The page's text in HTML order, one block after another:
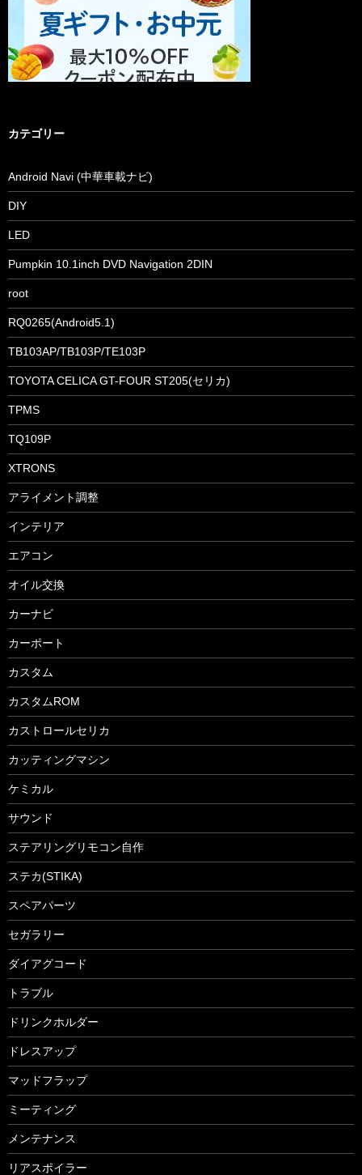
カテゴリー
Android Navi (中華車載ナビ)
DIY
LED
Pumpkin 10.1inch DVD Navigation 2DIN
root
RQ0265(Android5.1)
TB103AP/TB103P/TE103P
TOYOTA CELICA GT-FOUR ST205(セリカ)
TPMS
TQ109P
XTRONS
アライメント調整
インテリア
エアコン
オイル交換
カーナビ
カーポート
カスタム
カスタムROM
カストロールセリカ
カッティングマシン
ケミカル
サウンド
ステアリングリモコン自作
ステカ(STIKA)
スペアパーツ
セガラリー
ダイアグコード
トラブル
ドリンクホルダー
ドレスアップ
マッドフラップ
ミーティング
メンテナンス
リアスポイラー